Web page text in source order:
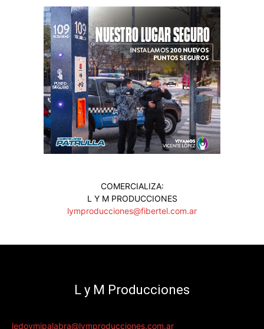
COMERCIALIZA:
L Y M PRODUCCIONES
lymproducciones@fibertel.com.ar
L y M Producciones
ledoymipalabra@lymproducciones.com.ar